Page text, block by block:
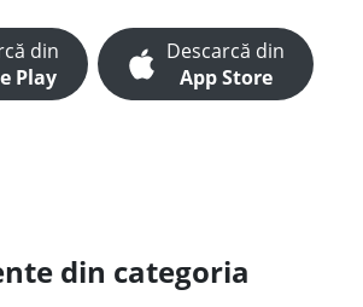
din
Play
Descarcă din
App Store
din categoria